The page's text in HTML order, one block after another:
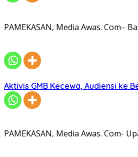
PAMEKASAN, Media Awas. Com–
Aktivis GMB Kecewa, Audiensi ke
PAMEKASAN, Media Awas. Com-